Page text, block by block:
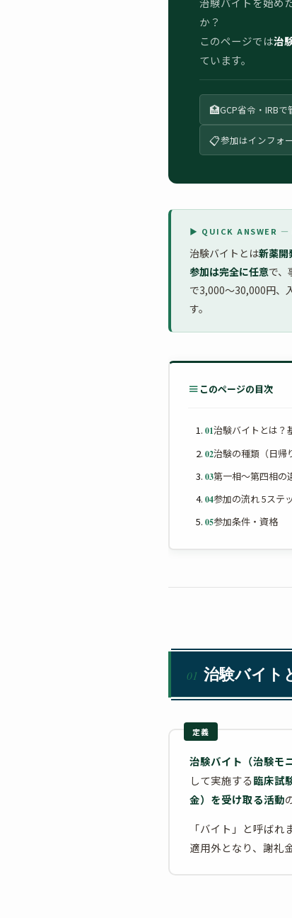
か？
このページでは治
ています。
🏥GCP省令・IRB
📋参加はインフォ
▶ QUICK ANSWER —
治験バイトとは新薬開
参加は完全に任意で、
で3,000〜30,000円、
す。
このページの目次
01治験バイトとは？
02治験の種類（日帰
03第一相〜第四相の
04参加の流れ 5ステ
05参加条件・資格
01 治験バイト
定義
治験バイト（治験モ
して実施する臨床試
金）を受け取る活動
「バイト」と呼ば
適用外となり、謝礼